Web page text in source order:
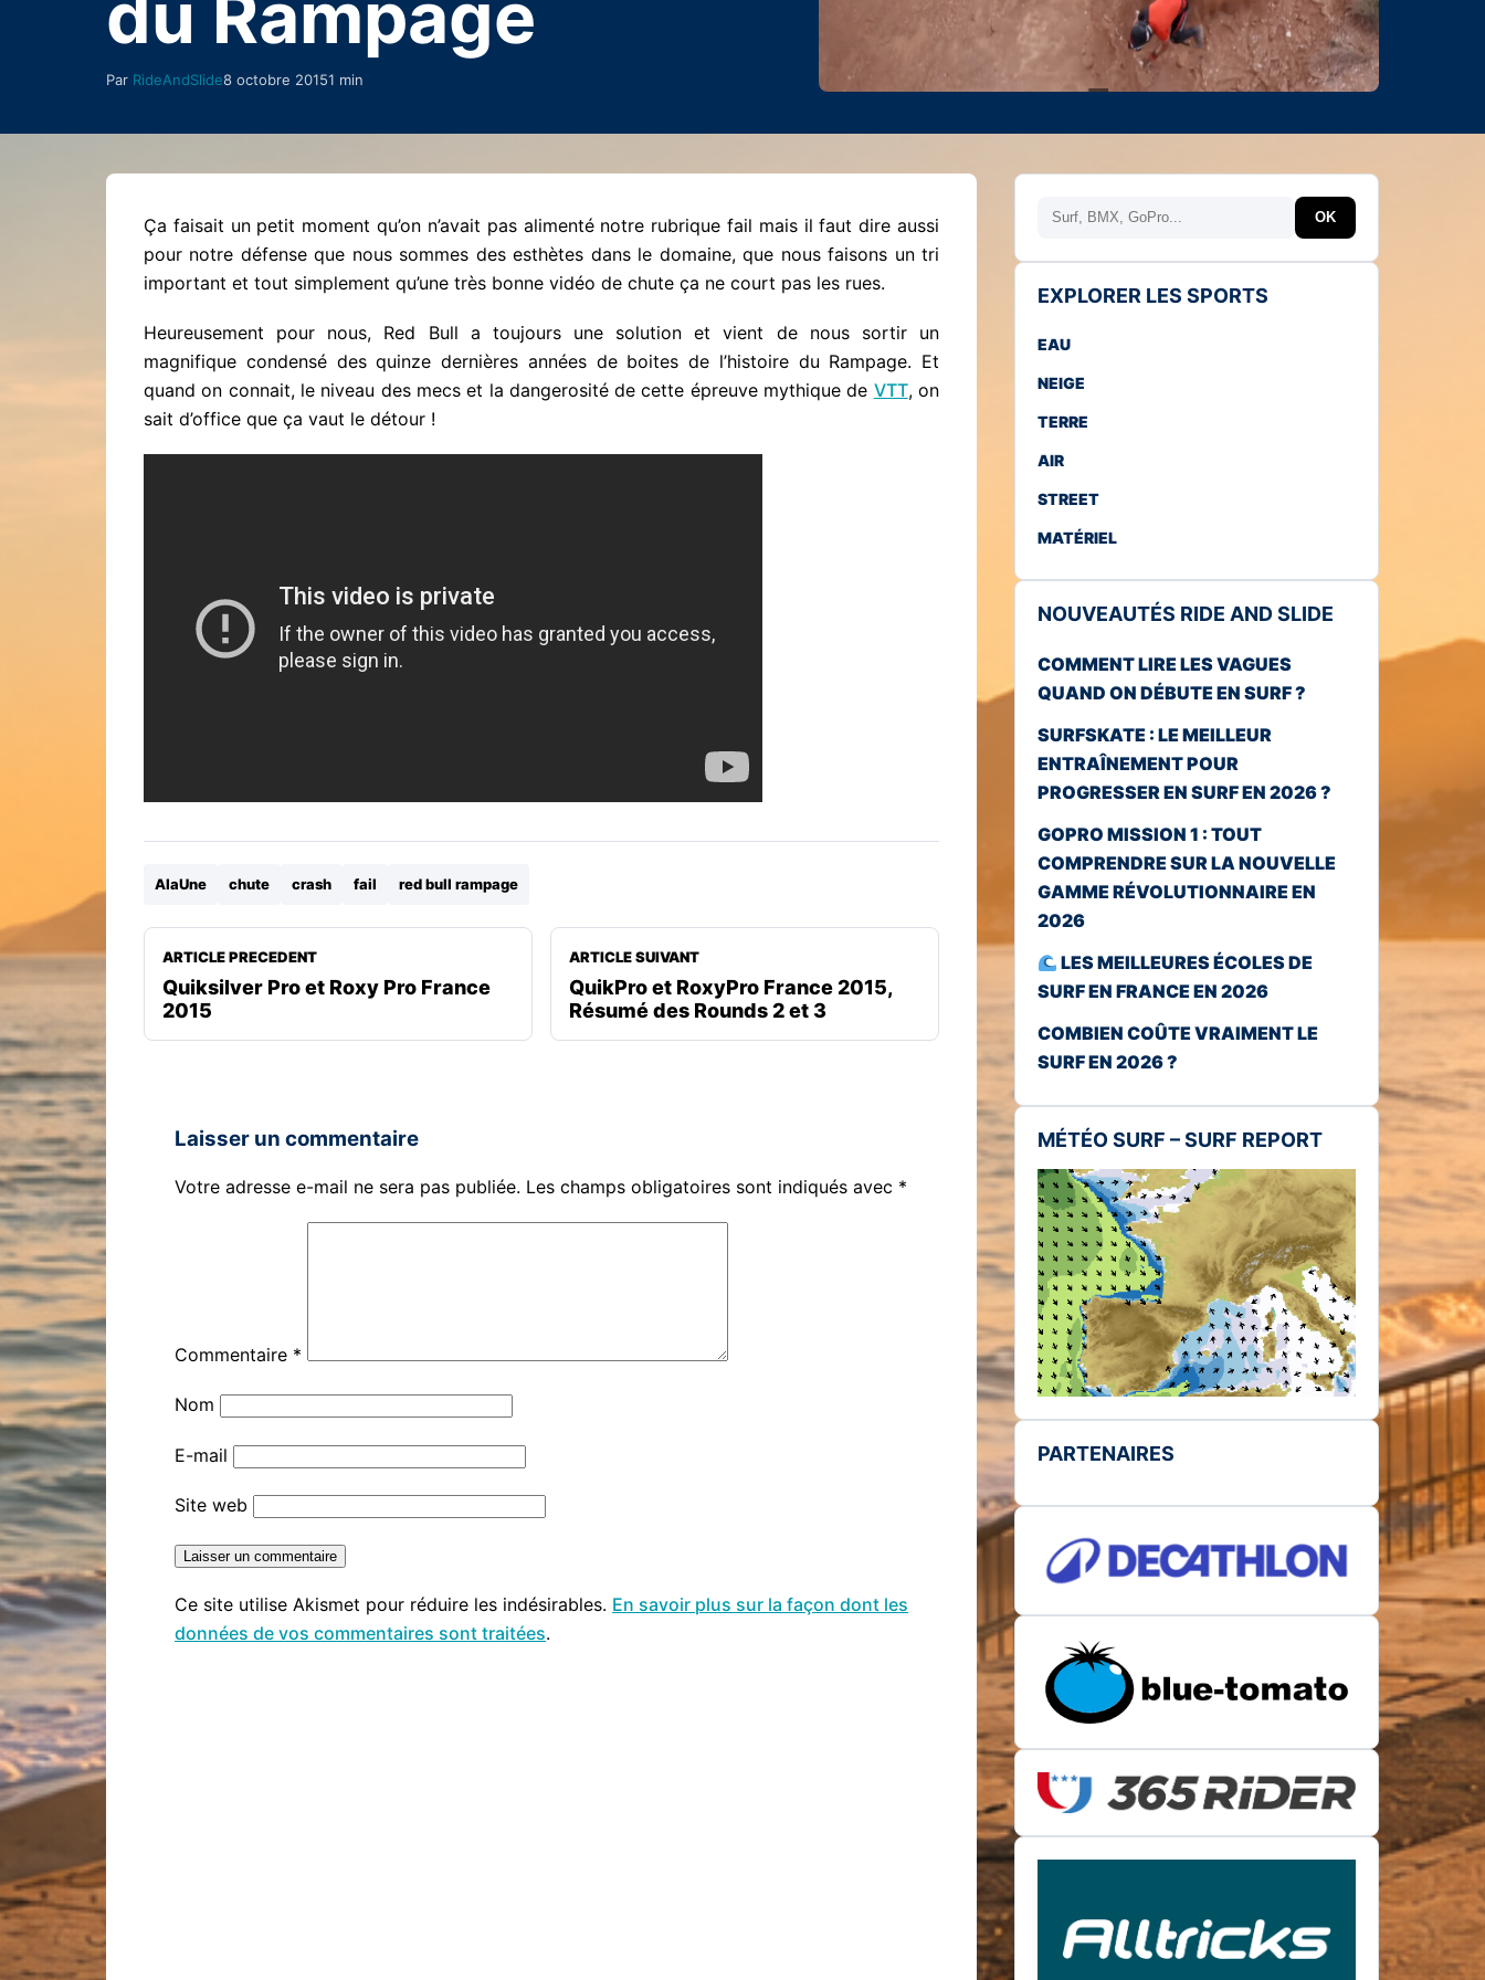
du Rampage
Par RideAndSlide8 octobre 20151 min
Ça faisait un petit moment qu’on n’avait pas alimenté notre rubrique fail mais il faut dire aussi
pour notre défense que nous sommes des esthètes dans le domaine, que nous faisons un tri
important et tout simplement qu’une très bonne vidéo de chute ça ne court pas les rues.
Heureusement pour nous, Red Bull a toujours une solution et vient de nous sortir un
magnifique condensé des quinze dernières années de boites de l’histoire du Rampage. Et
quand on connait, le niveau des mecs et la dangerosité de cette épreuve mythique de VTT, on
sait d’office que ça vaut le détour !
AlaUne chute crash fail red bull rampage
ARTICLE PRECEDENT
Quiksilver Pro et Roxy Pro France
2015
ARTICLE SUIVANT
QuikPro et RoxyPro France 2015,
Résumé des Rounds 2 et 3
Laisser un commentaire
Votre adresse e-mail ne sera pas publiée. Les champs obligatoires sont indiqués avec *
Commentaire *
Nom
E-mail
Site web
Ce site utilise Akismet pour réduire les indésirables. En savoir plus sur la façon dont les
données de vos commentaires sont traitées.
Rechercher OK
EXPLORER LES SPORTS
EAU
NEIGE
TERRE
AIR
STREET
MATÉRIEL
NOUVEAUTÉS RIDE AND SLIDE
COMMENT LIRE LES VAGUES
QUAND ON DÉBUTE EN SURF ?
SURFSKATE : LE MEILLEUR
ENTRAÎNEMENT POUR
PROGRESSER EN SURF EN 2026 ?
GOPRO MISSION 1 : TOUT
COMPRENDRE SUR LA NOUVELLE
GAMME RÉVOLUTIONNAIRE EN
2026
LES MEILLEURES ÉCOLES DE
SURF EN FRANCE EN 2026
COMBIEN COÛTE VRAIMENT LE
SURF EN 2026 ?
MÉTÉO SURF – SURF REPORT
PARTENAIRES